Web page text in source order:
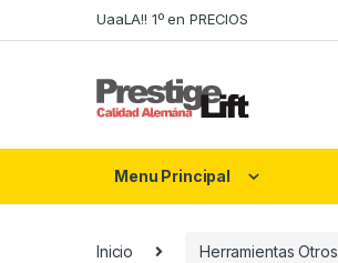
to
to
UaaLA!! 1º en PRECIOS
Menu Principal
Inicio Herramientas Otros